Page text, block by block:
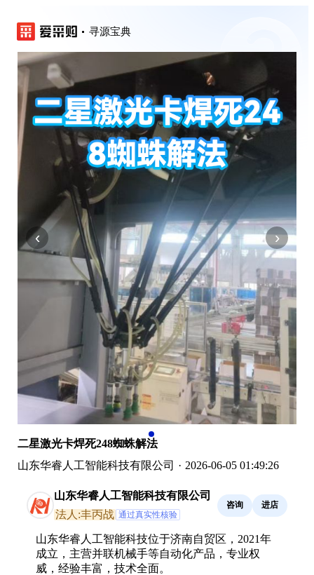
寻源宝典
‹ ›
二星激光卡焊死248蜘蛛解法
山东华睿人工智能科技有限公司 · 2026-06-05 01:49:26
山东华睿人工智能科技有限公司
法人:丰丙战 通过真实性核验
咨询 进店
山东华睿人工智能科技位于济南自贸区，2021年
成立，主营并联机械手等自动化产品，专业权
威，经验丰富，技术全面。